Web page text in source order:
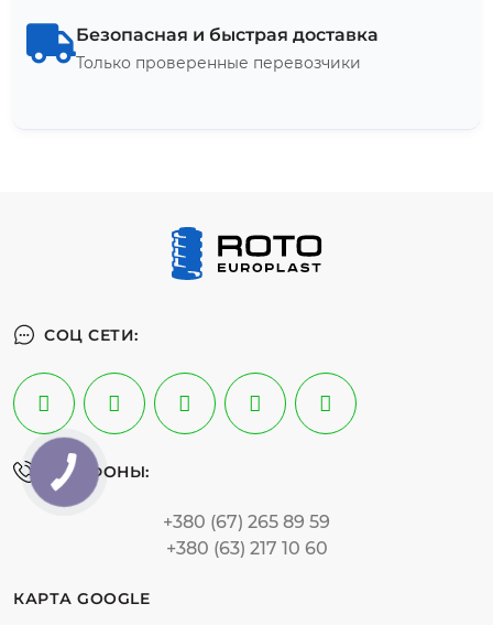
Безопасная и быстрая доставка
Только проверенные перевозчики
СОЦ СЕТИ:
ТЕЛЕФОНЫ:
+380 (67) 265 89 59
+380 (63) 217 10 60
КАРТА GOOGLE